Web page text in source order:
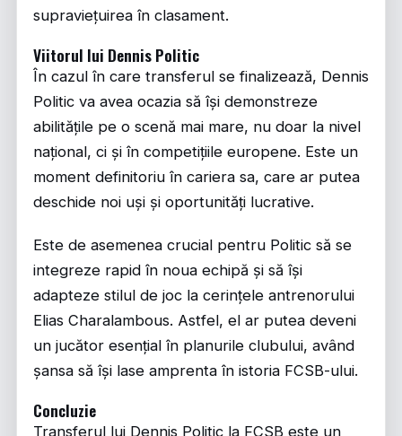
supraviețuirea în clasament.
Viitorul lui Dennis Politic
În cazul în care transferul se finalizează, Dennis
Politic va avea ocazia să își demonstreze
abilitățile pe o scenă mai mare, nu doar la nivel
național, ci și în competițiile europene. Este un
moment definitoriu în cariera sa, care ar putea
deschide noi uși și oportunități lucrative.
Este de asemenea crucial pentru Politic să se
integreze rapid în noua echipă și să își
adapteze stilul de joc la cerințele antrenorului
Elias Charalambous. Astfel, el ar putea deveni
un jucător esențial în planurile clubului, având
șansa să își lase amprenta în istoria FCSB-ului.
Concluzie
Transferul lui Dennis Politic la FCSB este un